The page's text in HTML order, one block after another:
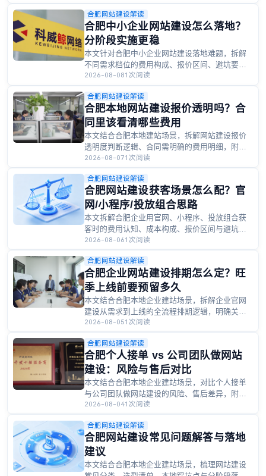
建议，帮合肥企业合理选型。
合肥网站建设解读
合肥中小企业网站建设怎么落地？
分阶段实施更稳
本文针对合肥中小企业网站建设落地难题，拆解
不同需求档位的费用构成、报价区间、避坑要点
与预算配比，附本地商贸企业案例与可落地自查
清单，帮企业合理规划投入、稳妥推进建站项
目。
2026-08-081次阅读
合肥网站建设解读
合肥本地网站建设报价透明吗？合
同里该看清哪些费用
本文结合合肥本地建站场景，拆解网站建设报价
透明度判断逻辑、合同需明确的费用明细，附不
同档位报价区间参考与避坑要点，帮合肥企业合
理规划建站投入，避开隐形消费。
2026-08-071次阅读
合肥网站建设解读
合肥网站建设获客场景怎么配？官
网/小程序/投放组合思路
本文拆解合肥企业用官网、小程序、投放组合获
客时的费用认知、成本构成、报价区间与避坑要
点，附餐饮连锁本地案例与预算配比建议，帮合
肥企业合理规划建站获客投入。
2026-08-061次阅读
合肥网站建设解读
合肥企业网站建设排期怎么定？旺
季上线前要预留多久
本文结合合肥本地企业建站场景，拆解企业官网
建设从需求到上线的全流程排期逻辑，明确关键
确认节点、常见延期风险，为合肥企业规划旺季
建站时间节点提供可落地的参考依据。
2026-08-051次阅读
合肥网站建设解读
合肥个人接单 vs 公司团队做网站
建设：风险与售后对比
本文结合合肥本地企业建站场景，对比个人接单
与公司团队做网站建设的风险、售后差异，附本
地化周期、报价参考与教培机构案例，帮合肥企
业避开建站踩坑，匹配适合自身的建站方案。
2026-08-041次阅读
合肥网站建设解读
合肥网站建设常见问题解答与落地
建议
本文结合合肥本地企业建站场景，梳理网站建设